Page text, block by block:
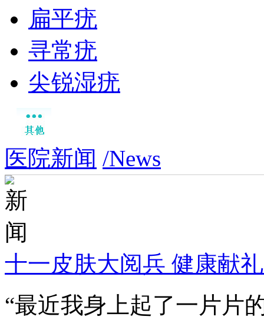
扁平疣
寻常疣
尖锐湿疣
医院新闻 /News
十一皮肤大阅兵 健康献
“最近我身上起了一片片